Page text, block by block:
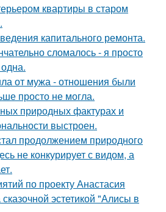
квартиры в старом
капитального ремонта.
сломалось - я просто
от мужа - отношения были
просто не могла.
природных фактурах и
выстроен.
продолжением природного
не конкурирует с видом, а
по проекту Анастасия
эстетикой "Алисы в